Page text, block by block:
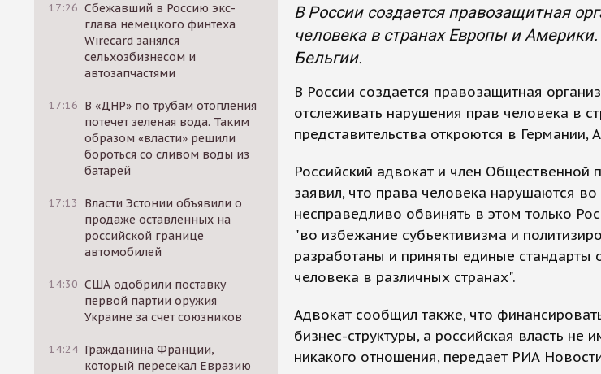
17:26 Сбежавший в Россию экс-
глава немецкого финтеха
Wirecard занялся
сельхозбизнесом и
автозапчастями
17:16 В «ДНР» по трубам отопления
потечет зеленая вода. Таким
образом «власти» решили
бороться со сливом воды из
батарей
17:13
Власти Эстонии объявили о
продаже оставленных на
российской границе
автомобилей
14:30 США одобрили поставку
первой партии оружия
Украине за счет союзников
14:24 Гражданина Франции,
который пересекал Евразию
В России создается правозащитная
человека в странах Европы и
Бельгии.
В России создается правозащитная
отслеживать нарушения прав человека в
представительства откроются в Германии,
Российский адвокат и член Общественной
заявил, что права человека нарушаются во
несправедливо обвинять в этом только
"во избежание субъективизма и
разработаны и приняты единые стандарты
человека в различных странах".
Адвокат сообщил также, что
бизнес-структуры, а российская власть не
никакого отношения, передает РИА